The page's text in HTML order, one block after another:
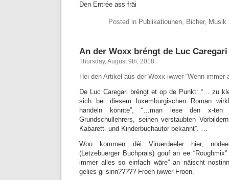
Den Entrée ass fräi
Posted in Publikatiounen, Bicher, Musik
An der Woxx bréngt de Luc
Thursday, August 9th, 2018
Hei den Artikel aus der Woxx iwwer “Wenn immer
De Luc Caregari bréngt et op de Punkt: “… zu
sich bei diesem luxemburgischen Roman
handeln könnte”, “…man lese den x-ten
Grundschullehrers, seinen verstaubten
Kabarett- und Kinderbuchautor bekannt”. …
Wou kommen déi Viruerdeeler hier,
(Lëtzebuerger Buchpräis) gouf an ee
immer alles so einfach wäre” an näischt
gelies gi sinn????? Froen iwwer Froen.